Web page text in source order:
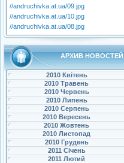
//andruchivka.at.ua/09.jpg
//andruchivka.at.ua/10.jpg
//andruchivka.at.ua/08.jpg
АРХИВ НОВОСТЕЙ
2010 Квітень
2010 Травень
2010 Червень
2010 Липень
2010 Серпень
2010 Вересень
2010 Жовтень
2010 Листопад
2010 Грудень
2011 Січень
2011 Лютий